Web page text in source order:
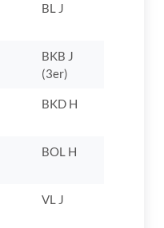
BL J
BKB J
(3er)
BKD H
BOL H
VL J